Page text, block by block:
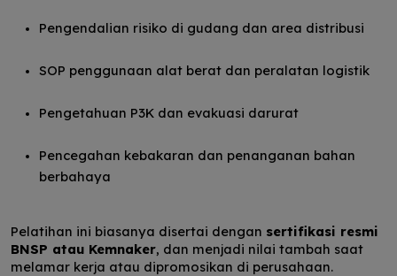
Pengendalian risiko di gudang dan area distribusi
SOP penggunaan alat berat dan peralatan logistik
Pengetahuan P3K dan evakuasi darurat
Pencegahan kebakaran dan penanganan bahan
berbahaya
Pelatihan ini biasanya disertai dengan sertifikasi resmi
BNSP atau Kemnaker, dan menjadi nilai tambah saat
melamar kerja atau dipromosikan di perusahaan.